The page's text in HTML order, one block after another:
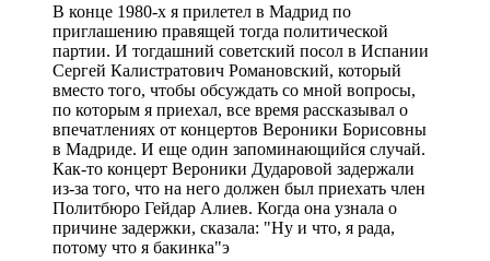
В конце 1980-х я прилетел в Мадрид по
приглашению правящей тогда политической
партии. И тогдашний советский посол в Испании
Сергей Калистратович Романовский, который
вместо того, чтобы обсуждать со мной вопросы,
по которым я приехал, все время рассказывал о
впечатлениях от концертов Вероники Борисовны
в Мадриде. И еще один запоминающийся случай.
Как-то концерт Вероники Дударовой задержали
из-за того, что на него должен был приехать член
Политбюро Гейдар Алиев. Когда она узнала о
причине задержки, сказала: "Ну и что, я рада,
потому что я бакинка"э